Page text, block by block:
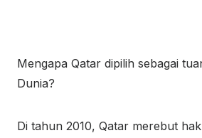
Mengapa Qatar dipilih sebagai
Dunia?
Di tahun 2010, Qatar merebut